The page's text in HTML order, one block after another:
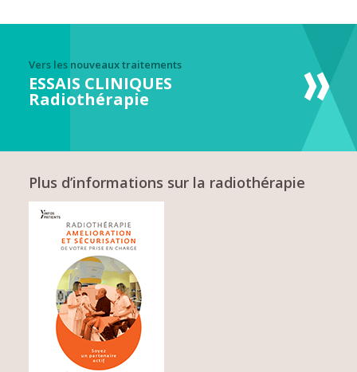
Vers les nouveaux traitements
ESSAIS CLINIQUES
Radiothérapie
Plus d’informations sur la radiothérapie